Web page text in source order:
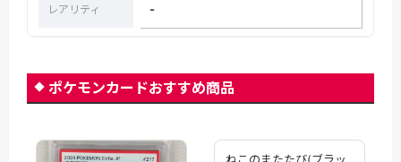
レアリティ -
ポケモンカードおすすめ商品